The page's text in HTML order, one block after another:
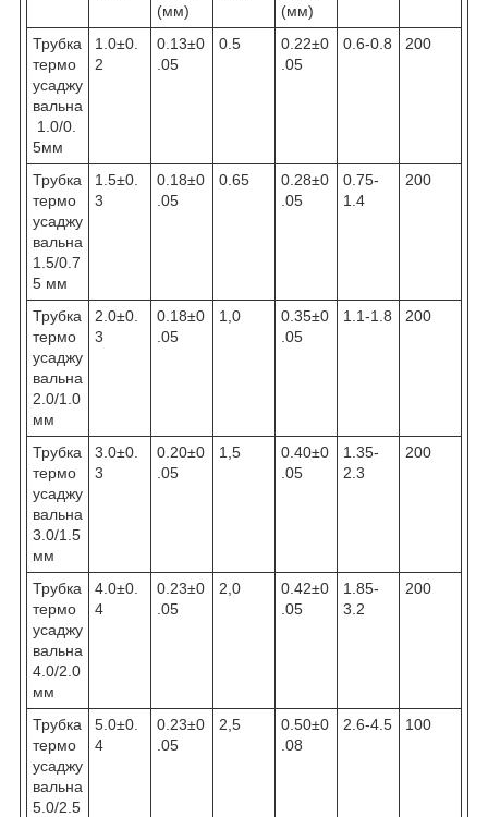
(мм)
(мм)
Трубка
термо
усаджу
вальна
1.0/0.
5мм
1.0±0.
2
0.13±0
.05
0.5
0.22±0
.05
0.6-0.8 200
Трубка
термо
усаджу
вальна
1.5/0.7
5 мм
1.5±0.
3
0.18±0
.05
0.65
0.28±0
.05
0.75-
1.4
200
Трубка
термо
усаджу
вальна
2.0/1.0
мм
2.0±0.
3
0.18±0
.05
1,0
0.35±0
.05
1.1-1.8 200
Трубка
термо
усаджу
вальна
3.0/1.5
мм
3.0±0.
3
0.20±0
.05
1,5
0.40±0
.05
1.35-
2.3
200
Трубка
термо
усаджу
вальна
4.0/2.0
мм
4.0±0.
4
0.23±0
.05
2,0
0.42±0
.05
1.85-
3.2
200
Трубка
термо
усаджу
вальна
5.0/2.5
5.0±0.
4
0.23±0
.05
2,5
0.50±0
.08
2.6-4.5 100